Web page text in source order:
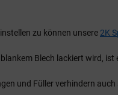
zu können unsere 2K
Blech lackiert wird,
und Füller verhindern